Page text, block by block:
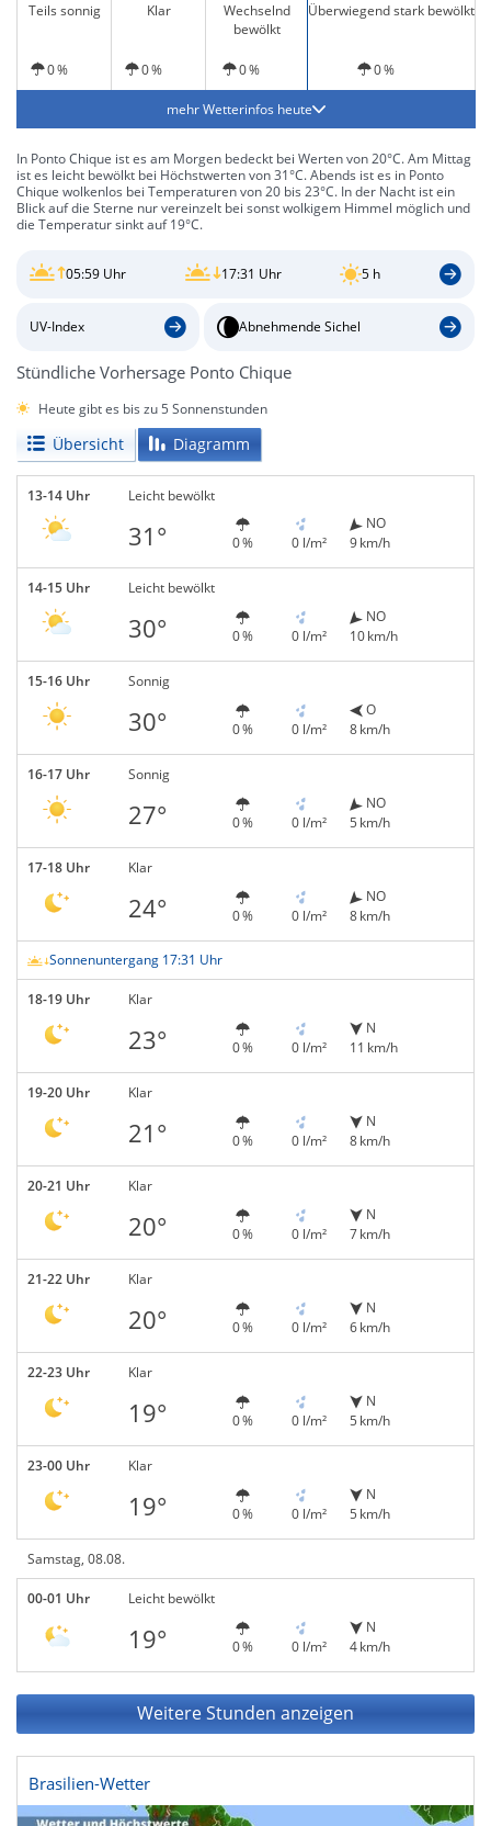
Teils sonnig
Klar
Wechselnd
bewölkt
Überwiegend stark bewölkt
0 % 0 % 0 % 0 %
mehr Wetterinfos heute
In Ponto Chique ist es am Morgen bedeckt bei Werten von 20°C. Am Mittag
ist es leicht bewölkt bei Höchstwerten von 31°C. Abends ist es in Ponto
Chique wolkenlos bei Temperaturen von 20 bis 23°C. In der Nacht ist ein
Blick auf die Sterne nur vereinzelt bei sonst wolkigem Himmel möglich und
die Temperatur sinkt auf 19°C.
05:59 Uhr 17:31 Uhr 5 h
UV-Index Abnehmende Sichel
Stündliche Vorhersage Ponto Chique
Heute gibt es bis zu 5 Sonnenstunden
Übersicht Diagramm
13-14 Uhr Leicht bewölkt
31° 0 % 0 l/m²
NO
9 km/h
14-15 Uhr Leicht bewölkt
30° 0 % 0 l/m²
NO
10 km/h
15-16 Uhr Sonnig
30° 0 % 0 l/m²
O
8 km/h
16-17 Uhr Sonnig
27° 0 % 0 l/m²
NO
5 km/h
17-18 Uhr Klar
24° 0 % 0 l/m²
NO
8 km/h
Sonnenuntergang 17:31 Uhr
18-19 Uhr Klar
23° 0 % 0 l/m²
N
11 km/h
19-20 Uhr Klar
21° 0 % 0 l/m²
N
8 km/h
20-21 Uhr Klar
20° 0 % 0 l/m²
N
7 km/h
21-22 Uhr Klar
20° 0 % 0 l/m²
N
6 km/h
22-23 Uhr Klar
19° 0 % 0 l/m²
N
5 km/h
23-00 Uhr Klar
19° 0 % 0 l/m²
N
5 km/h
Samstag, 08.08.
00-01 Uhr Leicht bewölkt
19° 0 % 0 l/m²
N
4 km/h
Weitere Stunden anzeigen
Brasilien-Wetter